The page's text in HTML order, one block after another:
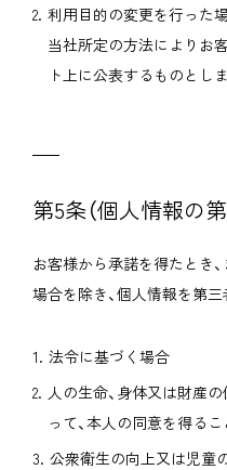
利用目的の変更を行った
当社所定の方法によりお
ト上に公表するものとしま
第5条（個人情報の
お客様から承諾を得たとき
場合を除き、個人情報を第
法令に基づく場合
人の生命、身体又は財産
って、本人の同意を得る
公衆衛生の向上又は児童